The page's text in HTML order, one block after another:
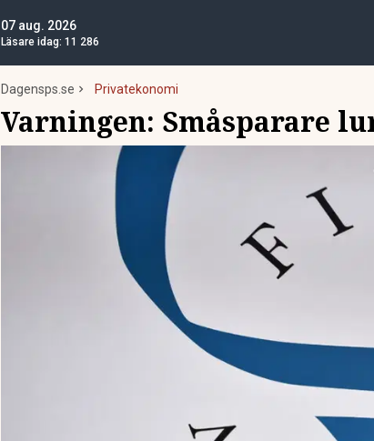
07 aug. 2026
Läsare idag: 11 286
Dagensps.se Privatekonomi
Varningen: Småsparare